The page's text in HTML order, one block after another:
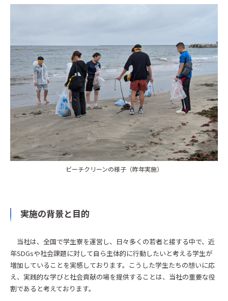
ビーチクリーンの様子（昨年実施）
実施の背景と目的
当社は、全国で学生寮を運営し、日々多くの若者と接する中で、近
年SDGsや社会課題に対して自ら主体的に行動したいと考える学生が
増加していることを実感しております。こうした学生たちの想いに応
え、実践的な学びと社会貢献の場を提供することは、当社の重要な役
割であると考えております。